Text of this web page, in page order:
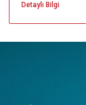
Detaylı Bilgi